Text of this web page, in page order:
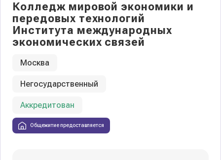
Колледж мировой экономики и
передовых технологий
Института международных
экономических связей
Москва
Негосударственный
Аккредитован
Общежитие предоставляется